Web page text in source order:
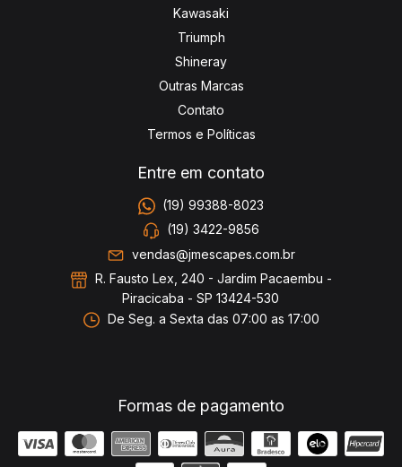
Kawasaki
Triumph
Shineray
Outras Marcas
Contato
Termos e Políticas
Entre em contato
(19) 99388-8023
(19) 3422-9856
vendas@jmescapes.com.br
R. Fausto Lex, 240 - Jardim Pacaembu -
Piracicaba - SP 13424-530
De Seg. a Sexta das 07:00 as 17:00
Formas de pagamento